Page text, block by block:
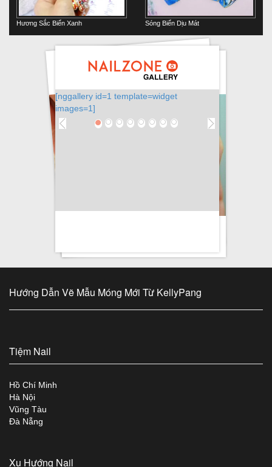
Hương Sắc Biển Xanh Sóng Biển Dịu Mát
[nggallery id=1 template=widget
images=1]
Hướng Dẫn Vẽ Mẫu Móng Mới Từ KellyPang
Tiệm Nail
Hồ Chí Minh
Hà Nội
Vũng Tàu
Đà Nẵng
Xu Hướng Nail